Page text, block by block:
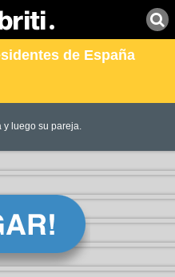
de España
y luego su pareja.